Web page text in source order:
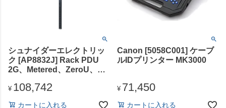
シュナイダーエレクトリッ
ク [AP8832J] Rack PDU
2G、Metered、ZeroU、
15R Twist Lock
¥ 108,742
カートに入れる
Canon [5058C001] ケーブ
ルIDプリンター MK3000
¥ 71,450
カートに入れる